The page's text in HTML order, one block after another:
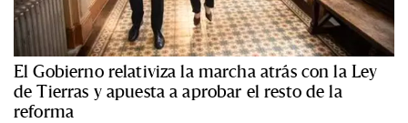
El Gobierno relativiza la marcha atrás con la Ley
de Tierras y apuesta a aprobar el resto de la
reforma